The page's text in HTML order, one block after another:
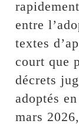
entre
textes
court que
décrets
adoptés
mars